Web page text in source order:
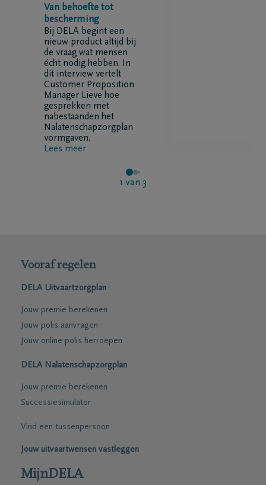
Van behoefte tot
bescherming
Bij DELA begint een
nieuw product altijd bij
de vraag wat mensen
écht nodig hebben. In
dit interview vertelt
Customer Proposition
Manager Lieve hoe
gesprekken met
nabestaanden het
Nalatenschapzorgplan
vormgaven.
Lees meer
1 van 3
Vooraf regelen
DELA Uitvaartzorgplan
Jouw premie berekenen
Jouw polis aanvragen
Jouw online polis herroepen
DELA Nalatenschapzorgplan
Jouw premie berekenen
Successiesimulator
Vind een tussenpersoon
Jouw uitvaartwensen vastleggen
MijnDELA